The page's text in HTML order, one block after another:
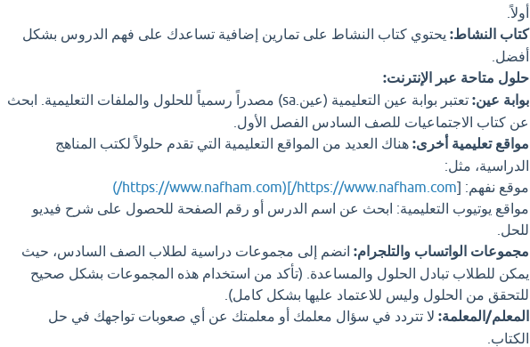
أولاً.
كتاب النشاط: يحتوي كتاب النشاط على تمارين إضافية تساعدك على فهم الدروس بشكل
أفضل.
حلول متاحة عبر الإنترنت:
بوابة عين:
تعتبر بوابة عين التعليمية (عين.sa) مصدراً رسمياً للحلول والملفات التعليمية. ابحث
عن كتاب الاجتماعيات للصف السادس الفصل الأول.
مواقع تعليمية أخرى: هناك العديد من المواقع التعليمية التي تقدم حلولاً لكتب المناهج
الدراسية، مثل:
موقع نفهم: [https://www.nafham.com/](https://www.nafham.com/)
مواقع يوتيوب التعليمية: ابحث عن اسم الدرس أو رقم الصفحة للحصول على شرح فيديو
للحل.
مجموعات الواتساب والتلجرام: انضم إلى مجموعات دراسية لطلاب الصف السادس، حيث
يمكن للطلاب تبادل الحلول والمساعدة. (تأكد من استخدام هذه المجموعات بشكل صحيح
للتحقق من الحلول وليس للاعتماد عليها بشكل كامل).
المعلم/المعلمة: لا تتردد في سؤال معلمك أو معلمتك عن أي صعوبات تواجهك في حل
الكتاب.